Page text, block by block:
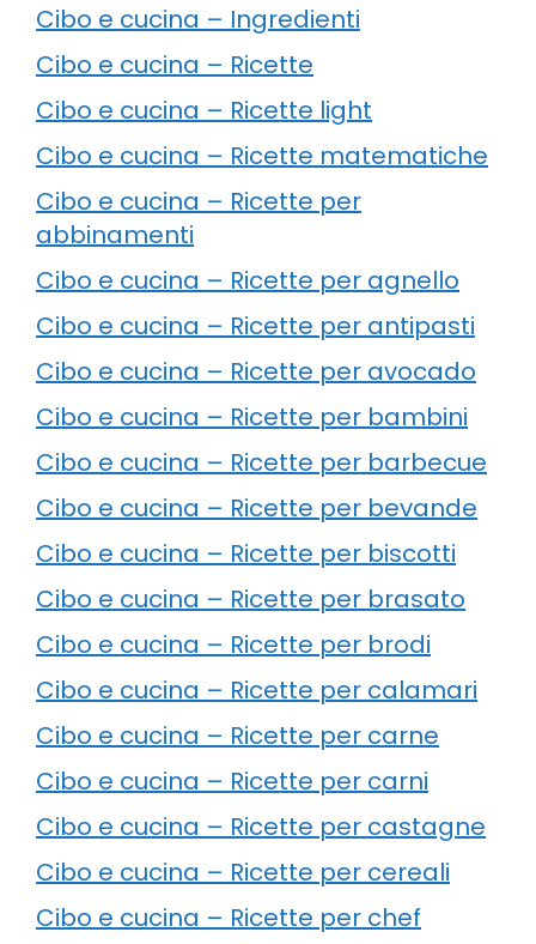
Cibo e cucina – Ingredienti
Cibo e cucina – Ricette
Cibo e cucina – Ricette light
Cibo e cucina – Ricette matematiche
Cibo e cucina – Ricette per
abbinamenti
Cibo e cucina – Ricette per agnello
Cibo e cucina – Ricette per antipasti
Cibo e cucina – Ricette per avocado
Cibo e cucina – Ricette per bambini
Cibo e cucina – Ricette per barbecue
Cibo e cucina – Ricette per bevande
Cibo e cucina – Ricette per biscotti
Cibo e cucina – Ricette per brasato
Cibo e cucina – Ricette per brodi
Cibo e cucina – Ricette per calamari
Cibo e cucina – Ricette per carne
Cibo e cucina – Ricette per carni
Cibo e cucina – Ricette per castagne
Cibo e cucina – Ricette per cereali
Cibo e cucina – Ricette per chef